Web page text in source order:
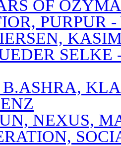
OF
PURPUR
SELKE
B.ASHRA,
NEXUS,